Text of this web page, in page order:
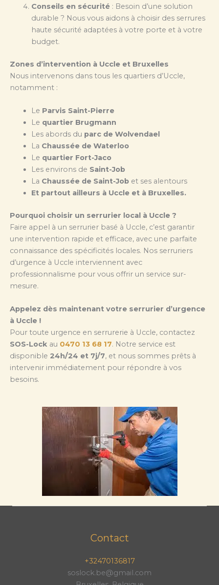
Conseils en sécurité: Besoin d’une solution
durable ? Nous vous aidons à choisir des serrures
haute sécurité adaptées à votre porte et à votre
budget.
Zones d’intervention à Uccle et Bruxelles
Nous intervenons dans tous les quartiers d’Uccle,
notamment :
Le Parvis Saint-Pierre
Le quartier Brugmann
Les abords du parc de Wolvendael
La Chaussée de Waterloo
Le quartier Fort-Jaco
Les environs de Saint-Job
La Chaussée de Saint-Jobet ses alentours
Et partout ailleurs à Uccle et à Bruxelles.
Pourquoi choisir un serrurier local à Uccle ?
Faire appel à un serrurier basé à Uccle, c’est garantir
une intervention rapide et efficace, avec une parfaite
connaissance des spécificités locales. Nos serruriers
d’urgence à Uccle interviennent avec
professionnalisme pour vous offrir un service sur-
mesure.
Appelez dès maintenant votre serrurier d’urgence
à Uccle !
Pour toute urgence en serrurerie à Uccle, contactez
SOS-Lock au 0470 13 68 17. Notre service est
disponible 24h/24 et 7j/7, et nous sommes prêts à
intervenir immédiatement pour répondre à vos
besoins.
Contact
+32470136817
soslock.be@gmail.com